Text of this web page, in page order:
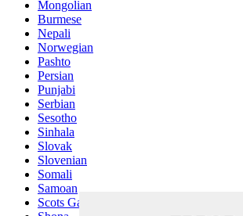
Mongolian
Burmese
Nepali
Norwegian
Pashto
Persian
Punjabi
Serbian
Sesotho
Sinhala
Slovak
Slovenian
Somali
Samoan
Scots Gaelic